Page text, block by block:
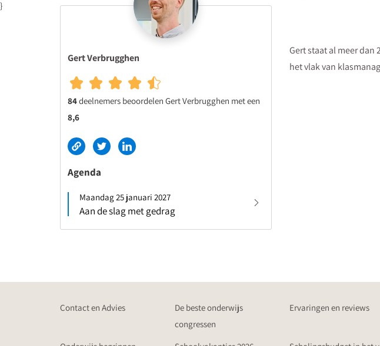
}
Gert Verbrugghen
84deelnemers beoordelen Gert Verbrugghen met een
8,6
Agenda
Maandag 25 januari 2027
Aan de slag met gedrag
Gert staat al meer dan
het vlak van
Contact en Advies
De beste onderwijs
congressen
Ervaringen en reviews